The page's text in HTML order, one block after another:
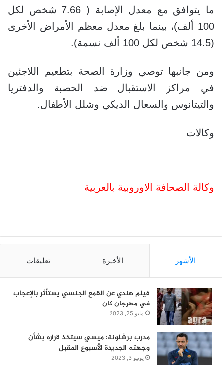
ما يتوافق مع معدل الإصابة ( 7.66 شخص لكل
100 ألف)، بينما بلغ معدل معظم الأمراض الأخرى
(14.5 شخص لكل 100 ألف نسمة).
ومن جانبها توصي وزارة الصحة بتطعيم اللاجئين
في مراكز الاستقبال ضد الحصبة والدفتريا
والتيتانوس والسعال الديكي وشلل الأطفال.
وكالات
وكالة الصحافة الاوروبية بالعربية
الأشهر الأخيرة تعليقات
فيلم هندي عن القمع الجنسي يستأثر بالإعجاب
في مهرجان كان
مايو 25, 2023
مدرب برشلونة: ميسي سيتخذ قراره بشأن
وجهته الجديدة الأسبوع المقبل
يونيو 3, 2023